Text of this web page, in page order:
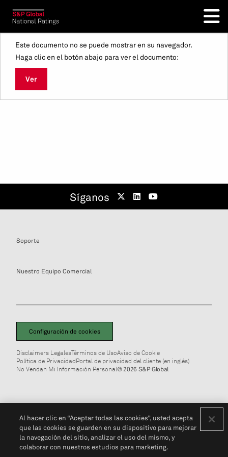
Este documento no se puede mostrar en su navegador.
Haga clic en el botón abajo para ver el documento:
Ver
Síganos
Soporte
Nuestro Equipo Comercial
Configuración de cookies
Disclaimers LegalesTérminos de UsoAviso de Cookie
Política de PrivacidadPortal de privacidad del cliente (en inglés)
No Vendan Mi Información Personal© 2026 S&P Global
Al hacer clic en “Aceptar todas las cookies”, usted acepta
que las cookies se guarden en su dispositivo para mejorar
la navegación del sitio, analizar el uso del mismo, y
colaborar con nuestros estudios para marketing.